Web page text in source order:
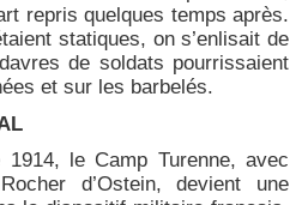
repris quelques temps après.
statiques, on s’enlisait de
de soldats pourrissaient
et sur les barbelés.
le Camp Turenne, avec
d’Ostein, devient une